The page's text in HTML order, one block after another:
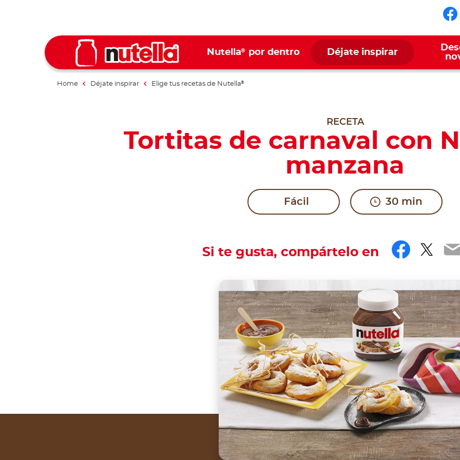
Nutella® por dentro Déjate inspirar
Home Déjate inspirar Elige tus recetas de Nutella®
RECETA
Tortitas de carnaval con
manzana
Fácil 30 min
Si te gusta, compártelo en
Share the recipe with the hashtag #nutellarecipe
Carnival is the best occasion to enjoy the most irresistible traditional sweet